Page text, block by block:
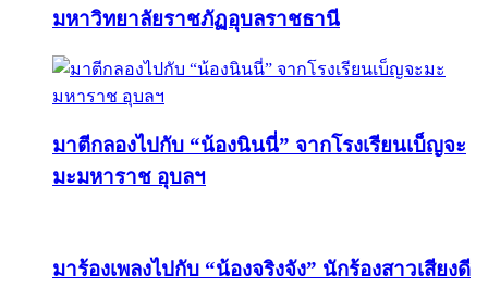
มหาวิทยาลัยราชภัฏอุบลราชธานี
มาตีกลองไปกับ “น้องนินนี่” จากโรงเรียนเบ็ญจะ
มะมหาราช อุบลฯ
มาร้องเพลงไปกับ “น้องจริงจัง” นักร้องสาวเสียงดี